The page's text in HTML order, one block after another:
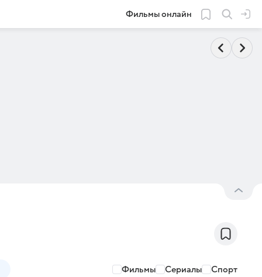
Фильмы онлайн
Фильмы Сериалы Спорт